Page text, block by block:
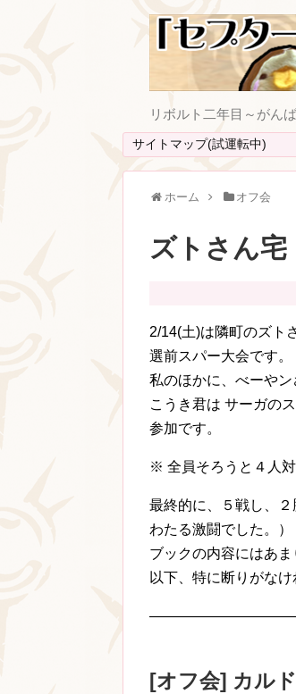
リボルト二年目～がん
サイトマップ(試運転中)
ホーム オフ会
ズトさん宅
2/14(土)は隣町のズト
選前スパー大会です。
私のほかに、べーや
こうき君は サーガの
参加です。
※ 全員そろうと４人対
最終的に、５戦し、
わたる激闘でした。）
ブックの内容にはあ
以下、特に断りがな
[オフ会] カル